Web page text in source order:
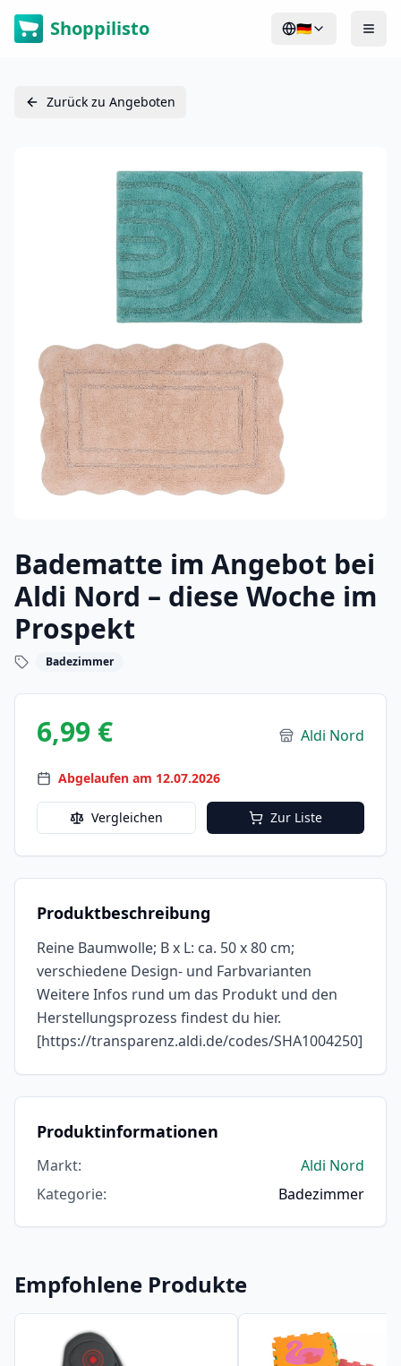
Shoppilisto 🇩🇪
Zurück zu Angeboten
Badematte im Angebot bei
Aldi Nord – diese Woche im
Prospekt
Badezimmer
6,99 € Aldi Nord
Abgelaufen am 12.07.2026
Vergleichen Zur Liste
Produktbeschreibung
Reine Baumwolle; B x L: ca. 50 x 80 cm;
verschiedene Design- und Farbvarianten
Weitere Infos rund um das Produkt und den
Herstellungsprozess findest du hier.
[https://transparenz.aldi.de/codes/SHA1004250]
Produktinformationen
Markt:
Aldi Nord
Kategorie: Badezimmer
Empfohlene Produkte